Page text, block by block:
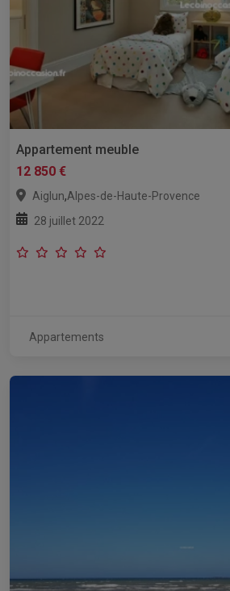
Appartement meuble
12 850 €
Aiglun,Alpes-de-Haute-Provence
28 juillet 2022
Appartements